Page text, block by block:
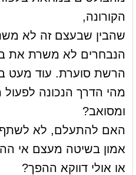
הקורונה,
שהבין שבעצם זה לא
הנבחרים לא משרת את
הרשת סוערת. עוד מעט
מהי הדרך הנכונה לפעול
ומסואב?
האם להתעלם, לא לשתף
אמון בשיטה מעצם אי
או אולי דווקא ההפך?